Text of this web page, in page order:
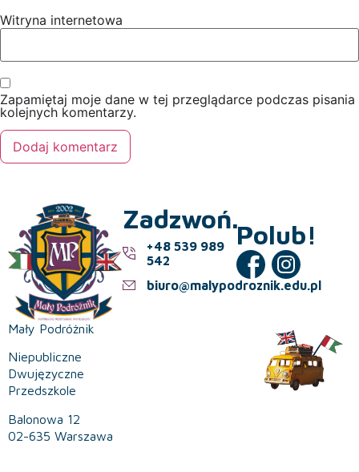
Witryna internetowa
Zapamiętaj moje dane w tej przeglądarce podczas pisania
kolejnych komentarzy.
Mały Podróżnik
Niepubliczne
Dwujęzyczne
Przedszkole
Balonowa 12
02-635 Warszawa
Zadzwoń.
+48 539 989
542
biuro@malypodroznik.edu.pl
Polub!